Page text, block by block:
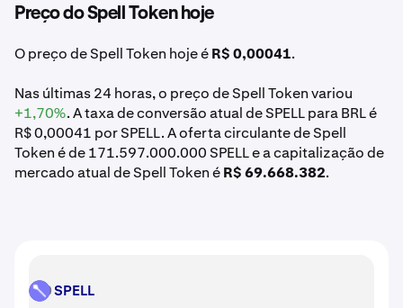
Preço do Spell Token hoje
O preço de Spell Token hoje éR$ 0,00041.
Nas últimas 24 horas, o preço de Spell Token variou
+1,70%. A taxa de conversão atual de SPELL para BRL é
R$ 0,00041 por SPELL. A oferta circulante de Spell
Token é de 171.597.000.000 SPELL e a capitalização de
mercado atual de Spell Token éR$ 69.668.382.
SPELL SPELL